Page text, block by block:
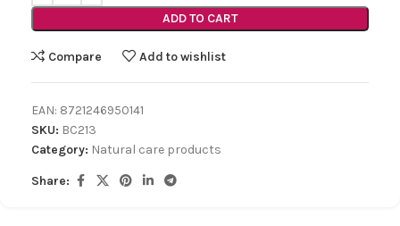
ADD TO CART
Compare Add to wishlist
EAN: 8721246950141
SKU: BC213
Category: Natural care products
Share: